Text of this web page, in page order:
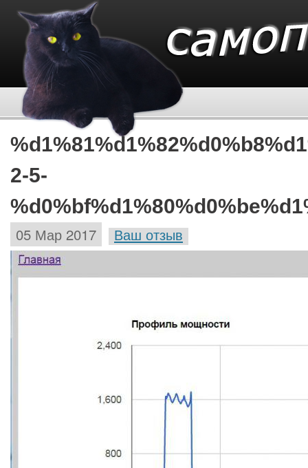
2-5-
05 Мар 2017 Ваш отзыв